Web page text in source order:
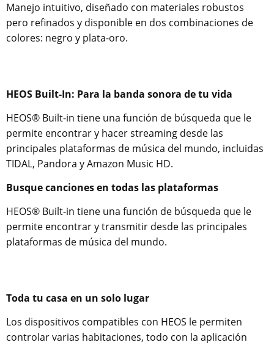
Manejo intuitivo, diseñado con materiales robustos
pero refinados y disponible en dos combinaciones de
colores: negro y plata-oro.
HEOS Built-In: Para la banda sonora de tu vida
HEOS® Built-in tiene una función de búsqueda que le
permite encontrar y hacer streaming desde las
principales plataformas de música del mundo, incluidas
TIDAL, Pandora y Amazon Music HD.
Busque canciones en todas las plataformas
HEOS® Built-in tiene una función de búsqueda que le
permite encontrar y transmitir desde las principales
plataformas de música del mundo.
Toda tu casa en un solo lugar
Los dispositivos compatibles con HEOS le permiten
controlar varias habitaciones, todo con la aplicación